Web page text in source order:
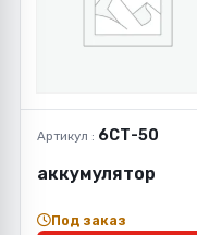
Артикул : 6СТ-50
аккумулятор
Под заказ